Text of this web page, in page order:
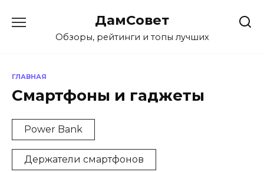
содержанию
ДамСовет
Обзоры, рейтинги и топы лучших
ГЛАВНАЯ
Смартфоны и гаджеты
Power Bank
Держатели смартфонов